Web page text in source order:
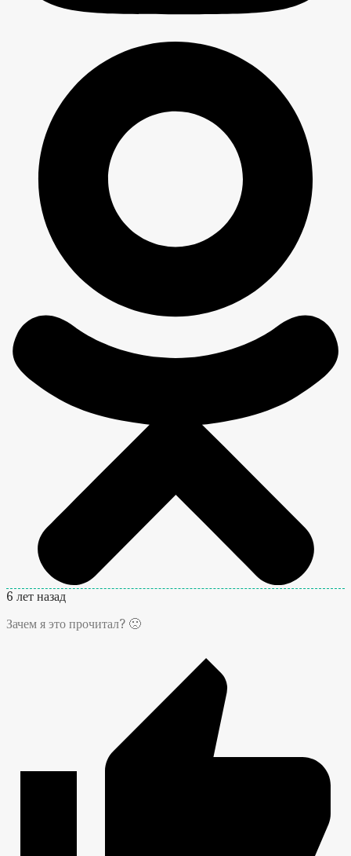
6 лет назад
Зачем я это прочитал? 🙁